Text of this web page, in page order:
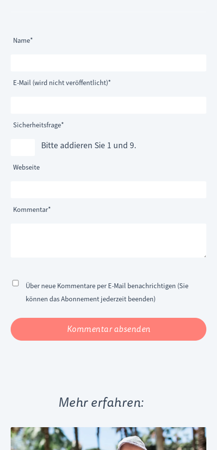
Pflichtfeld
Name*
Pflichtfeld
E-Mail (wird nicht veröffentlicht)*
Webseite
Pflichtfeld
Sicherheitsfrage*
Bitte addieren Sie 1 und 9.
Pflichtfeld
Kommentar*
Über neue Kommentare per E-Mail benachrichtigen (Sie
können das Abonnement jederzeit beenden)
Kommentar absenden
Mehr erfahren: